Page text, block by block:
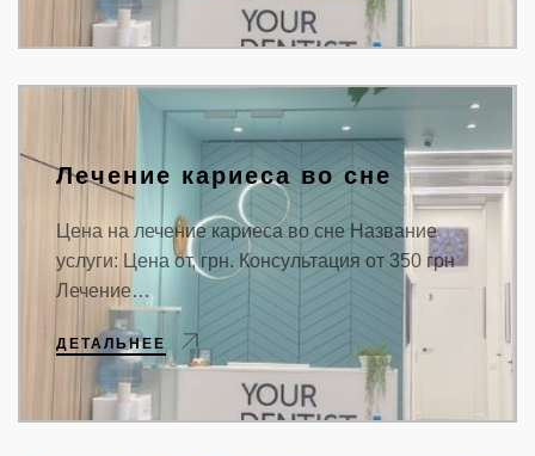
Лечение кариеса во сне
Цена на лечение кариеса во сне Название
услуги: Цена от, грн. Консультация от 350 грн
Лечение…
ДЕТАЛЬНЕЕ